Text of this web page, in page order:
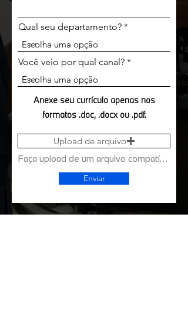
Qual seu departamento?
Você veio por qual canal?
Anexe seu currículo apenas nos
formatos .doc, .docx ou .pdf.
Upload de arquivo
Faça upload de um arquivo compatível (máx. 15MB)
Enviar